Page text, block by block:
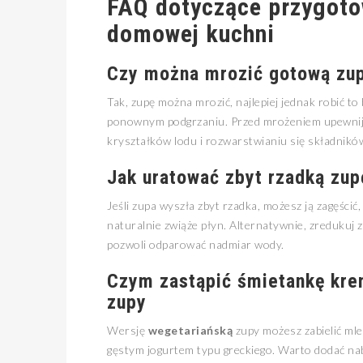
FAQ dotyczące
domowej kuchni
Czy można mrozić gotową
Tak, zupę można mrozić, najlepiej jednak robić
ponownym podgrzaniu. Przed mrożeniem
kryształków lodu i rozwarstwianiu się
Jak uratować zbyt rzadką
Jeśli zupa wyszła zbyt rzadka, możesz ją
naturalnie zwiąże płyn. Alternatywnie, zredukuj
pozwoli odparować nadmiar wody.
Czym zastąpić śmietankę
zupy
Wersję wegetariańską zupy możesz zabielić
gęstym jogurtem typu greckiego. Warto dodać